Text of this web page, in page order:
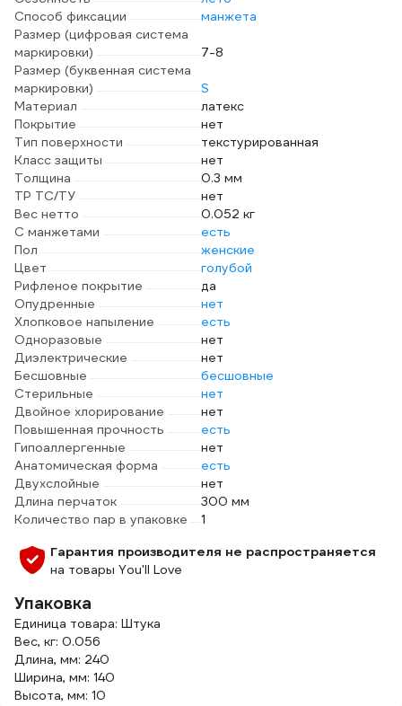
Способ фиксации
манжета
Размер (цифровая система
маркировки)
7-8
Размер (буквенная система
маркировки)
S
Материал
латекс
Покрытие
нет
Тип поверхности
текстурированная
Класс защиты
нет
Толщина
0.3 мм
ТР ТС/ТУ
нет
Вес нетто
0.052 кг
С манжетами
есть
Пол
женские
Цвет
голубой
Рифленое покрытие
да
Опудренные
нет
Хлопковое напыление
есть
Одноразовые
нет
Диэлектрические
нет
Бесшовные
бесшовные
Стерильные
нет
Двойное хлорирование
нет
Повышенная прочность
есть
Гипоаллергенные
нет
Анатомическая форма
есть
Двухслойные
нет
Длина перчаток
300 мм
Количество пар в упаковке
1
Гарантия производителя не распространяется
на товары You'll Love
Упаковка
Единица товара: Штука
Вес, кг: 0.056
Длина, мм: 240
Ширина, мм: 140
Высота, мм: 10